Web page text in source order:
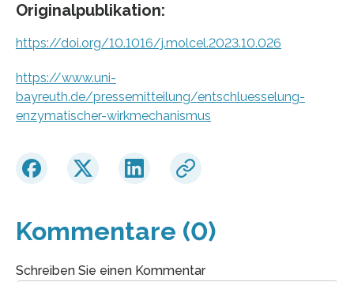
Originalpublikation:
https://doi.org/10.1016/j.molcel.2023.10.026
https://www.uni-
bayreuth.de/pressemitteilung/entschluesselung-
enzymatischer-wirkmechanismus
Kommentare (0)
Schreiben Sie einen Kommentar